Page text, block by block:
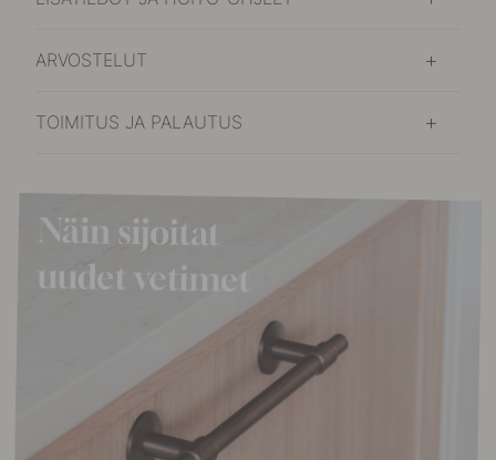
ARVOSTELUT
TOIMITUS JA PALAUTUS